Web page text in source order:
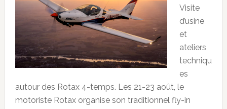
Visite
d’usine
et
ateliers
techniqu
es
autour des Rotax 4-temps. Les 21-23 août, le
motoriste Rotax organise son traditionnel fly-in